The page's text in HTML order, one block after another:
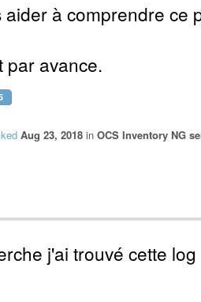
aider à comprendre ce
par avance.
Aug 23, 2018 in OCS Inventory NG
j'ai trouvé cette